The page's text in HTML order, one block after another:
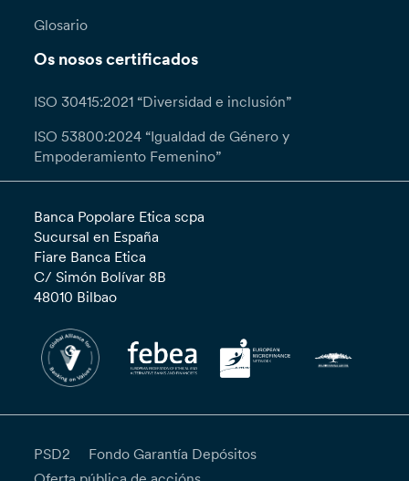
Glosario
Os nosos certificados
ISO 30415:2021 “Diversidad e inclusión”
ISO 53800:2024 “Igualdad de Género y
Empoderamiento Femenino”
Banca Popolare Etica scpa
Sucursal en España
Fiare Banca Etica
C/ Simón Bolívar 8B
48010 Bilbao
PSD2
Fondo Garantía Depósitos